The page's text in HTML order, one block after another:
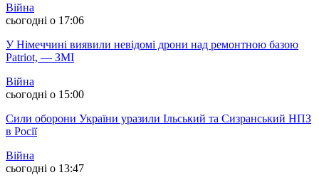
Війна
сьогодні о 17:06
У Німеччині виявили невідомі дрони над ремонтною базою
Patriot, — ЗМІ
Війна
сьогодні о 15:00
Сили оборони України уразили Ільський та Сизранський НПЗ
в Росії
Війна
сьогодні о 13:47